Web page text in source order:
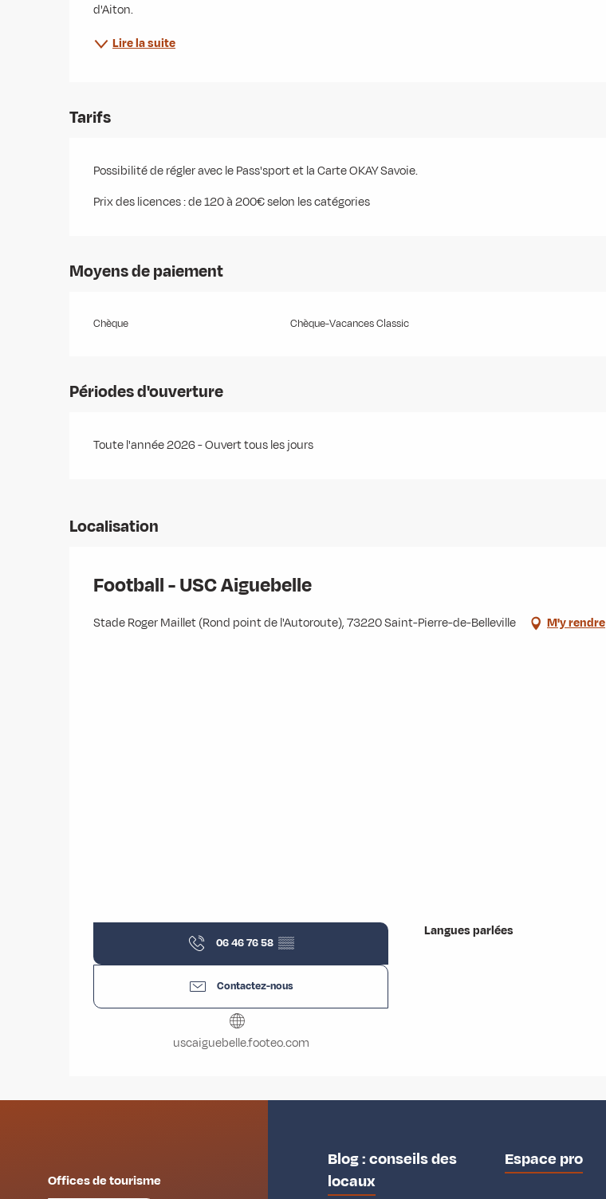
d'Aiton.
Lire la suite
Tarifs
Possibilité de régler avec le Pass'sport et la Carte OKAY Savoie.
Prix des licences : de 120 à 200€ selon les catégories
Moyens de paiement
Chèque Chèque-Vacances Classic
Périodes d'ouverture
Toute l'année 2026 - Ouvert tous les jours
Localisation
Football - USC Aiguebelle
Stade Roger Maillet (Rond point de l'Autoroute), 73220 Saint-Pierre-de-Belleville M'y rendre
06 46 76 58 ▒▒
Contactez-nous
uscaiguebelle.footeo.com
Langues parlées
Langues parlées
Offices de tourisme
Blog : conseils des
locaux
Espace pro